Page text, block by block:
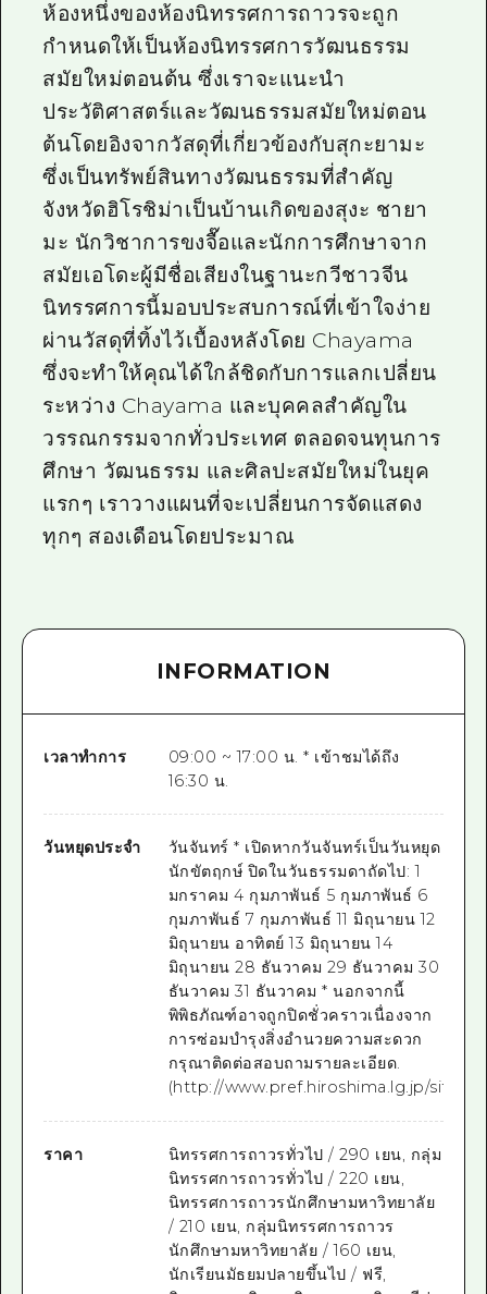
ห้องหนึ่งของห้องนิทรรศการถาวรจะถูก
กำหนดให้เป็นห้องนิทรรศการวัฒนธรรม
สมัยใหม่ตอนต้น ซึ่งเราจะแนะนำ
ประวัติศาสตร์และวัฒนธรรมสมัยใหม่ตอน
ต้นโดยอิงจากวัสดุที่เกี่ยวข้องกับสุกะยามะ
ซึ่งเป็นทรัพย์สินทางวัฒนธรรมที่สำคัญ
จังหวัดฮิโรชิม่าเป็นบ้านเกิดของสุงะ ชายา
มะ นักวิชาการขงจื๊อและนักการศึกษาจาก
สมัยเอโดะผู้มีชื่อเสียงในฐานะกวีชาวจีน
นิทรรศการนี้มอบประสบการณ์ที่เข้าใจง่าย
ผ่านวัสดุที่ทิ้งไว้เบื้องหลังโดย Chayama
ซึ่งจะทำให้คุณได้ใกล้ชิดกับการแลกเปลี่ยน
ระหว่าง Chayama และบุคคลสำคัญใน
วรรณกรรมจากทั่วประเทศ ตลอดจนทุนการ
ศึกษา วัฒนธรรม และศิลปะสมัยใหม่ในยุค
แรกๆ เราวางแผนที่จะเปลี่ยนการจัดแสดง
ทุกๆ สองเดือนโดยประมาณ
INFORMATION
เวลาทำการ
09:00 ~ 17:00 น. * เข้าชมได้ถึง
16:30 น.
วันหยุดประจำ
วันจันทร์ * เปิดหากวันจันทร์เป็นวันหยุด
นักขัตฤกษ์ ปิดในวันธรรมดาถัดไป: 1
มกราคม 4 กุมภาพันธ์ 5 กุมภาพันธ์ 6
กุมภาพันธ์ 7 กุมภาพันธ์ 11 มิถุนายน 12
มิถุนายน อาทิตย์ 13 มิถุนายน 14
มิถุนายน 28 ธันวาคม 29 ธันวาคม 30
ธันวาคม 31 ธันวาคม * นอกจากนี้
พิพิธภัณฑ์อาจถูกปิดชั่วคราวเนื่องจาก
การซ่อมบำรุงสิ่งอำนวยความสะดวก
กรุณาติดต่อสอบถามรายละเอียด.
(http://www.pref.hiroshima.lg.jp/site/
ราคา
นิทรรศการถาวรทั่วไป / 290 เยน, กลุ่ม
นิทรรศการถาวรทั่วไป / 220 เยน,
นิทรรศการถาวรนักศึกษามหาวิทยาลัย
/ 210 เยน, กลุ่มนิทรรศการถาวร
นักศึกษามหาวิทยาลัย / 160 เยน,
นักเรียนมัธยมปลายขึ้นไป / ฟรี,